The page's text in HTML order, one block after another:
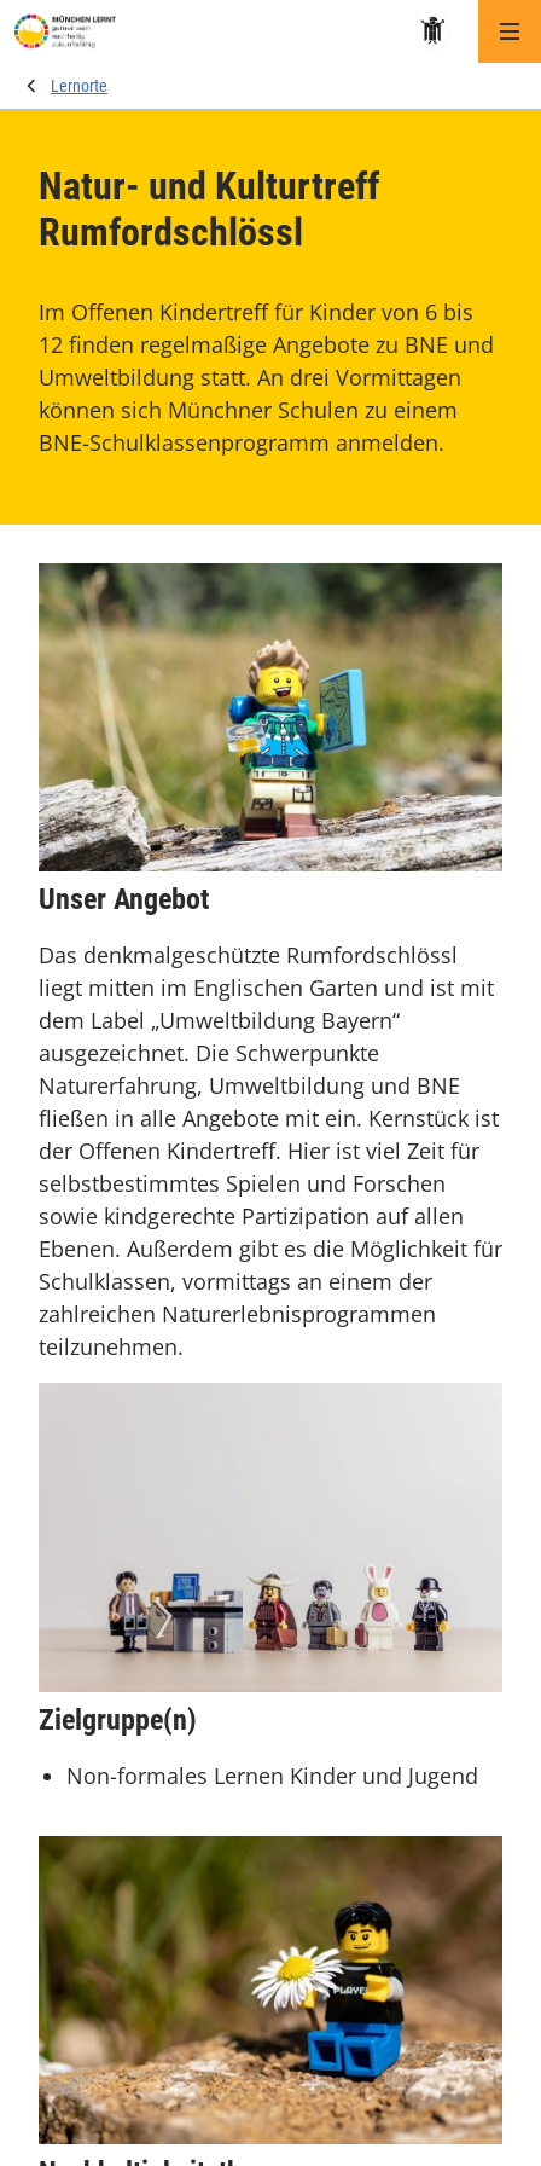
Lernorte
Natur- und Kulturtreff
Rumfordschlössl
Im Offenen Kindertreff für Kinder von 6 bis
12 finden regelmaßige Angebote zu BNE und
Umweltbildung statt. An drei Vormittagen
können sich Münchner Schulen zu einem
BNE-Schulklassenprogramm anmelden.
Unser Angebot
Das denkmalgeschützte Rumfordschlössl
liegt mitten im Englischen Garten und ist mit
dem Label „Umweltbildung Bayern“
ausgezeichnet. Die Schwerpunkte
Naturerfahrung, Umweltbildung und BNE
fließen in alle Angebote mit ein. Kernstück ist
der Offenen Kindertreff. Hier ist viel Zeit für
selbstbestimmtes Spielen und Forschen
sowie kindgerechte Partizipation auf allen
Ebenen. Außerdem gibt es die Möglichkeit für
Schulklassen, vormittags an einem der
zahlreichen Naturerlebnisprogrammen
teilzunehmen.
Zielgruppe(n)
Non-formales Lernen Kinder und Jugend